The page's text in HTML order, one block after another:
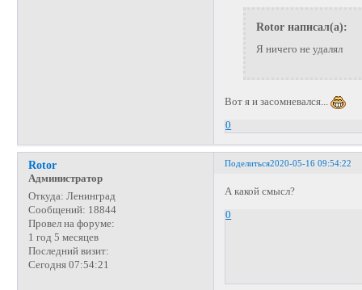
Rotor написал(а):
Я ничего не удалял
Вот я и засомневался...
0
Поделиться2020-05-16 09:54:22
Rotor
Администратор
Откуда: Ленинград
Сообщений: 18844
Провел на форуме:
1 год 5 месяцев
Последний визит:
Сегодня 07:54:21
А какой смысл?
0